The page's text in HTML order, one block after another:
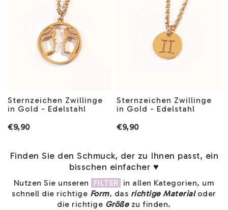
Sternzeichen Zwillinge
in Gold - Edelstahl
€9,90
Sternzeichen Zwillinge
in Gold - Edelstahl
€9,90
Finden Sie den Schmuck, der zu Ihnen passt, ein
bisschen einfacher ♥
Nutzen Sie unseren FILTER in allen Kategorien, um
schnell die richtige Form, das richtige Materialoder
die richtige Größezu finden.